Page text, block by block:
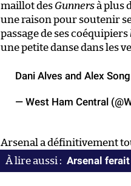
maillot des Gunnersà plus
une raison pour soutenir
passage de ses coéquipiers
une petite danse dans les
Dani Alves and Alex
— West Ham Central
Arsenal a définitivement
Arsenal